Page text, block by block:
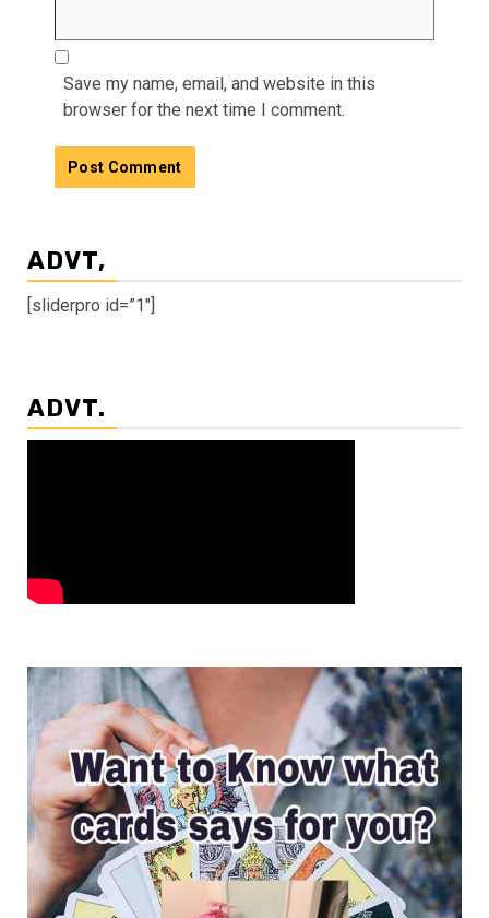
Save my name, email, and website in this
browser for the next time I comment.
ADVT,
[sliderpro id=”1″]
ADVT.